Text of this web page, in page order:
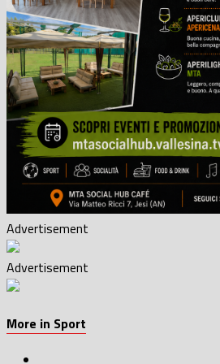
Advertisement
Advertisement
More in Sport